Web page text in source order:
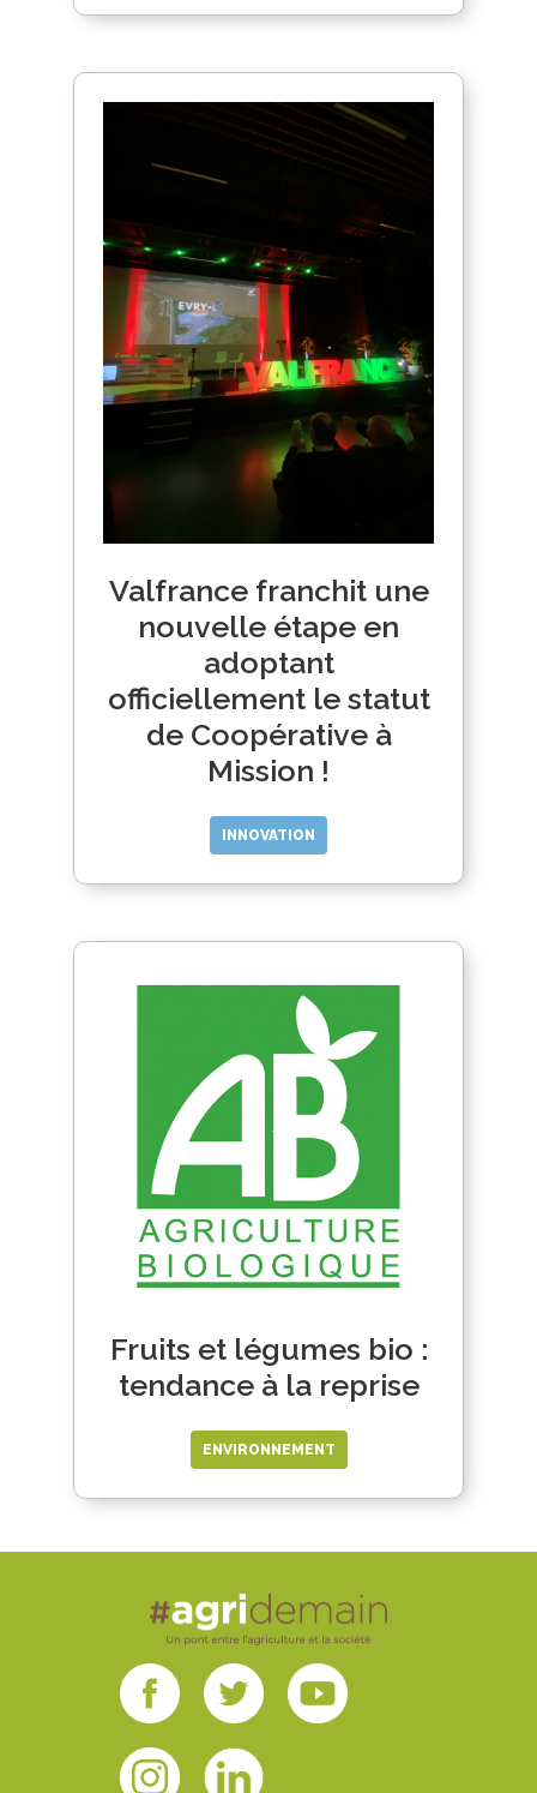
Valfrance franchit une
nouvelle étape en
adoptant
officiellement le statut
de Coopérative à
Mission !
INNOVATION
Fruits et légumes bio :
tendance à la reprise
ENVIRONNEMENT